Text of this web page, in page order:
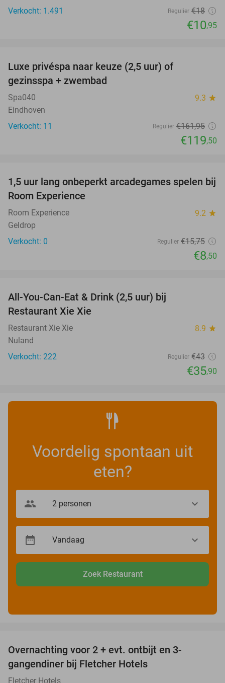
Verkocht: 1.491
Regulier €18
€10,95
Luxe privéspa naar keuze (2,5 uur) of
gezinsspa + zwembad
Spa040 9.3 star
Eindhoven
Verkocht: 11
Regulier €161,95
€119,50
46%
TODAY
1,5 uur lang onbeperkt arcadegames spelen bij
Room Experience
Room Experience 9.2 star
Geldrop
Verkocht: 0
Regulier €15,75
€8,50
All-You-Can-Eat & Drink (2,5 uur) bij
Restaurant Xie Xie
Restaurant Xie Xie 8.9 star
Nuland
Verkocht: 222
Regulier €43
€35,90
Voordelig spontaan uit
eten?
Zoek Restaurant
Overnachting voor 2 + evt. ontbijt en 3-
gangendiner bij Fletcher Hotels
Fletcher Hotels